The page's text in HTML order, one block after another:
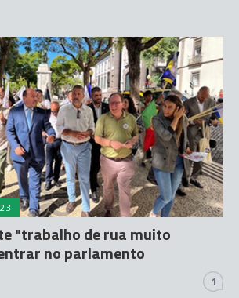
"trabalho de rua muito
no parlamento
1